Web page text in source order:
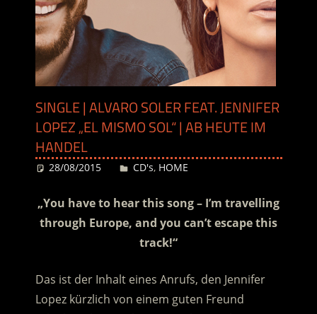
SINGLE | ALVARO SOLER FEAT. JENNIFER
LOPEZ „EL MISMO SOL“ | AB HEUTE IM
HANDEL
28/08/2015 Desiree
CD's, HOME
„You have to hear this song – I’m travelling
through Europe, and you can’t escape this
track!“
Das ist der Inhalt eines Anrufs, den Jennifer
Lopez kürzlich von einem guten Freund